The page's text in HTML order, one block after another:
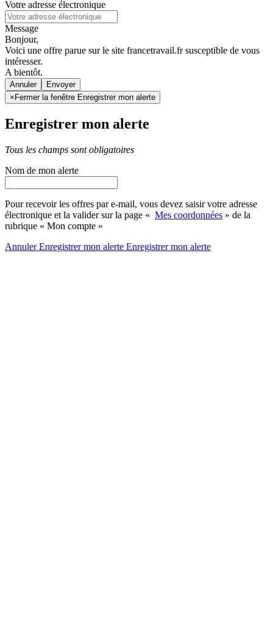
Votre adresse électronique
Message
Bonjour,
Voici une offre parue sur le site francetravail.fr susceptible de vous
intéresser.
A bientôt.
Annuler
× Fermer la fenêtre Enregistrer mon alerte
Enregistrer mon alerte
Tous les champs sont obligatoires
Nom de mon alerte
Pour recevoir les offres par e-mail, vous devez saisir votre adresse
électronique et la valider sur la page « Mes coordonnées » de la
rubrique « Mon compte »
AnnulerEnregistrer mon alerte Enregistrermon alerte